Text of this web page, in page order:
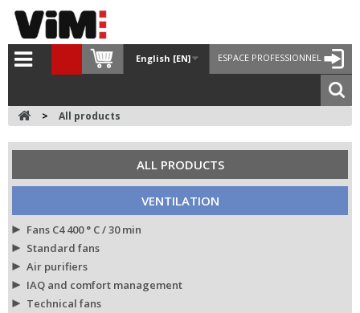
ESPACE PROFESSIONNEL
English [EN]
> All products
ALL PRODUCTS
VENTILATION
Fans C4 400 ° C / 30 min
Standard fans
Air purifiers
IAQ and comfort management
Technical fans